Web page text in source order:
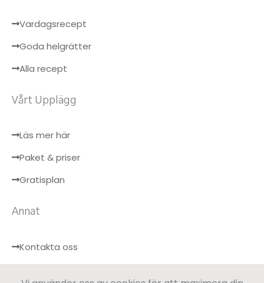
Vardagsrecept
Goda helgrätter
Alla recept
Vårt Upplägg
Läs mer här
Paket & priser
Gratisplan
Annat
Kontakta oss